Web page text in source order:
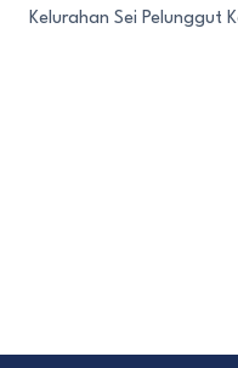
Kelurahan Sei Pelunggut